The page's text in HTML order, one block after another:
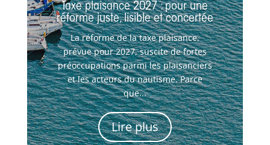
Taxe plaisance 2027 : pour une
réforme juste, lisible et concertée
La réforme de la taxe plaisance,
prévue pour 2027, suscite de fortes
préoccupations parmi les plaisanciers
et les acteurs du nautisme. Parce
que...
Lire plus